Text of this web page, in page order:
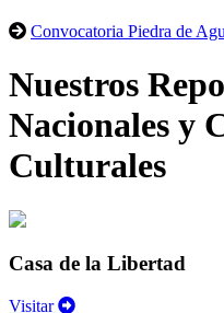
Convocatoria Piedra de
Nuestros
Nacionales y
Culturales
Casa de la Libertad
Visitar